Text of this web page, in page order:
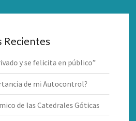
Recientes
y se felicita en público”
de mi Autocontrol?
de las Catedrales Góticas